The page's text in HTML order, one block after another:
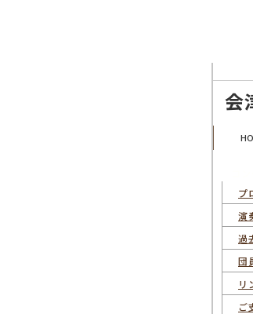
会
プ
演
過
団
リ
ご